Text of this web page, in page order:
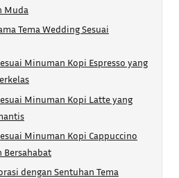
Muda
Tema Wedding Sesuai
Minuman Kopi Espresso yang
Minuman Kopi Latte yang
Minuman Kopi Cappuccino
Bersahabat
dengan Sentuhan Tema